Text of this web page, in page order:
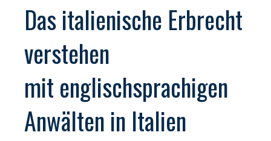
Das italienische Erbrecht
verstehen
mit englischsprachigen
Anwälten in Italien